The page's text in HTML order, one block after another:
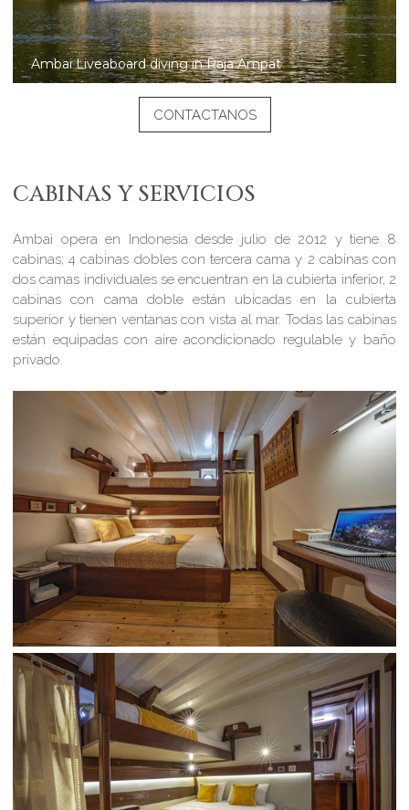
Ambai Liveaboard diving in Raja Ampat
CONTACTANOS
CABINAS Y SERVICIOS
Ambai opera en Indonesia desde julio de 2012 y tiene 8
cabinas; 4 cabinas dobles con tercera cama y 2 cabinas con
dos camas individuales se encuentran en la cubierta inferior, 2
cabinas con cama doble están ubicadas en la cubierta
superior y tienen ventanas con vista al mar. Todas las cabinas
están equipadas con aire acondicionado regulable y baño
privado.